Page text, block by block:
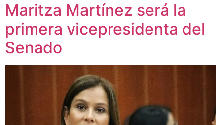
Maritza Martínez será la
primera vicepresidenta del
Senado